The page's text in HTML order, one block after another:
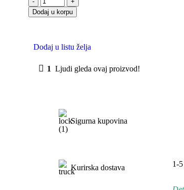
Dodaj u korpu
Dodaj u listu želja
1 Ljudi gleda ovaj proizvod!
Sigurna kupovina
Kurirska dostava 1-